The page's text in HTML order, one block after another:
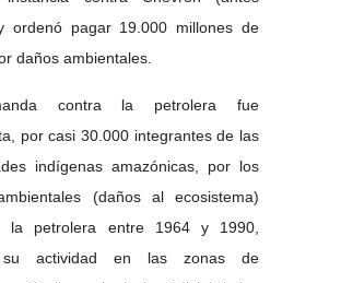
ordenó pagar 19.000 millones de
daños ambientales.
contra la petrolera fue
por casi 30.000 integrantes de las
indígenas amazónicas, por los
(daños al ecosistema)
la petrolera entre 1964 y 1990,
su actividad en las zonas de